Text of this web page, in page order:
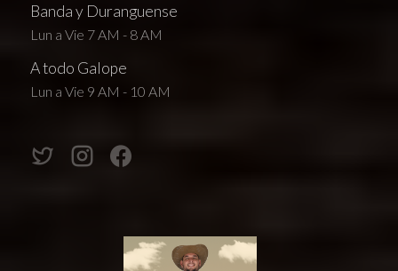
Banda y Duranguense
Lun a Vie 7 AM - 8 AM
A todo Galope
Lun a Vie 9 AM - 10 AM